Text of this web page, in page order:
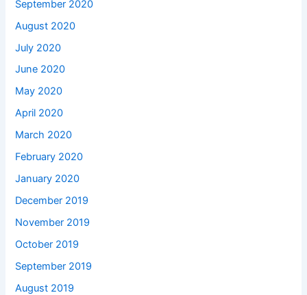
September 2020
August 2020
July 2020
June 2020
May 2020
April 2020
March 2020
February 2020
January 2020
December 2019
November 2019
October 2019
September 2019
August 2019